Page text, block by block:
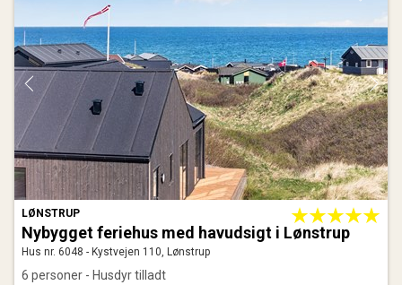
LØNSTRUP
Nybygget feriehus med havudsigt i Lønstrup
Hus nr. 6048 - Kystvejen 110, Lønstrup
6 personer - Husdyr tilladt